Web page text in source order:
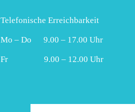
Telefonische Erreichbarkeit
Mo – Do 9.00 – 17.00 Uhr
Fr 9.00 – 12.00 Uhr